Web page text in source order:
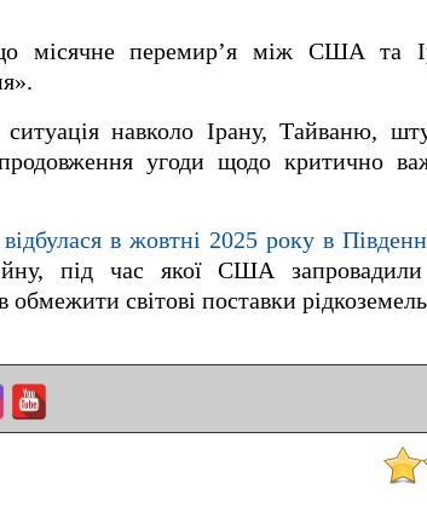
місячне перемир’я між США та
навколо Ірану, Тайваню,
угоди щодо критично
в жовтні 2025 року в
під час якої США
світові поставки